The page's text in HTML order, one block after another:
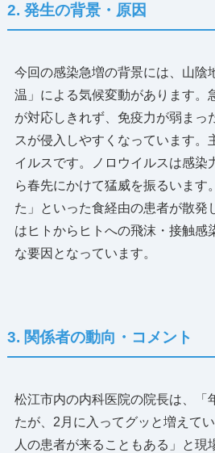
2. 発生の背景・原因
今回の感染急増の背景には、山陰
温」による気候変動があります。
が対応しきれず、免疫力が弱まっ
スが侵入しやすくなっています。
イルスです。ノロウイルスは感染
ら春先にかけて猛威を振るいます
た」といった食経由の患者が散発
はヒトからヒトへの飛沫・接触感
な要因となっています。
3. 関係者の動向・コメント
松江市内の内科医院の院長は、「
たが、2月に入ってグッと増えて
人の患者が来ることもある」と現